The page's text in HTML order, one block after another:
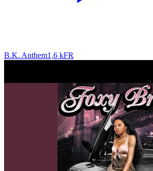
B.K. Anthem1,6 kFR